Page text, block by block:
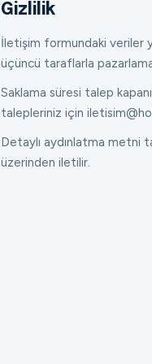
Gizlilik
İletişim formundaki veriler
üçüncü taraflarla
Saklama süresi talep
talepleriniz için
Detaylı aydınlatma metni
üzerinden iletilir.